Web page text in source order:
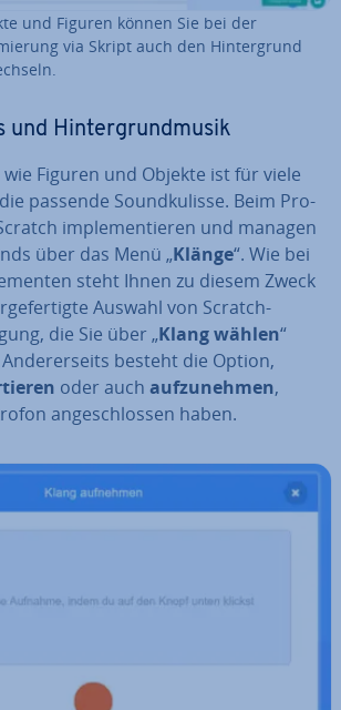
und Figuren können Sie bei der
via Skript auch den Hin­ter­grund
und Hin­ter­grund­mu­sik
wie Figuren und Objekte ist für viele
passende Sound­ku­lis­se. Beim Pro­
im­ple­men­tie­ren und managen
über das Menü „Klänge“. Wie bei
steht Ihnen zu diesem Zweck
Auswahl von Scratch-
die Sie über „Klang wählen“
besteht die Option,
oder auch auf­zu­neh­men,
an­ge­schlos­sen haben.